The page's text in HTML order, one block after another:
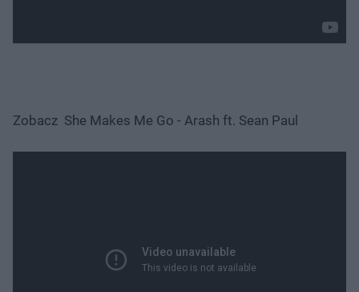
Zobacz She Makes Me Go - Arash ft. Sean Paul